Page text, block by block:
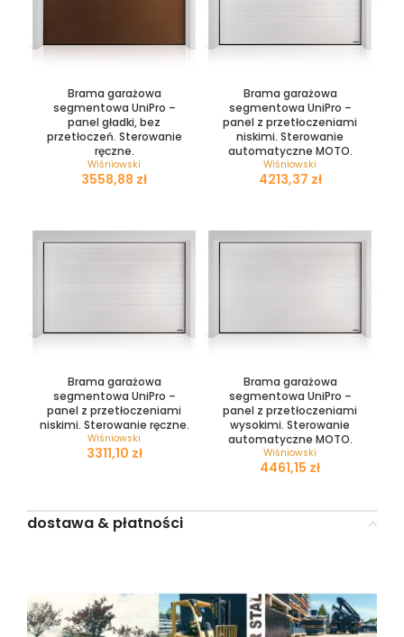
Brama garażowa
segmentowa UniPro –
panel gładki, bez
przetłoczeń. Sterowanie
ręczne.
Wiśniowski
zł
Brama garażowa
segmentowa UniPro –
panel z przetłoczeniami
niskimi. Sterowanie
automatyczne MOTO.
Wiśniowski
zł
Brama garażowa
segmentowa UniPro –
panel z przetłoczeniami
niskimi. Sterowanie ręczne.
Wiśniowski
zł
Brama garażowa
segmentowa UniPro –
panel z przetłoczeniami
wysokimi. Sterowanie
automatyczne MOTO.
Wiśniowski
zł
dostawa & płatności